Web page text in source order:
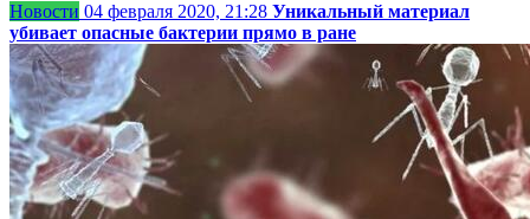
Новости 04 февраля 2020, 21:28 Уникальный материал
убивает опасные бактерии прямо в ране